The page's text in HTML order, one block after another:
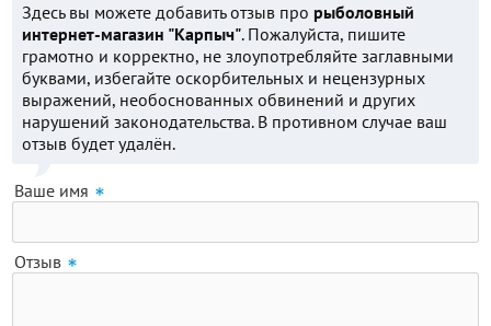
Здесь вы можете добавить отзыв про рыболовный
интернет-магазин "Карпыч". Пожалуйста, пишите
грамотно и корректно, не злоупотребляйте заглавными
буквами, избегайте оскорбительных и нецензурных
выражений, необоснованных обвинений и других
нарушений законодательства. В противном случае ваш
отзыв будет удалён.
Ваше имя
Отзыв